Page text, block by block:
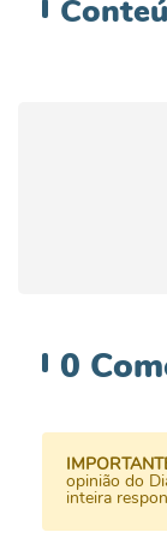
0
opinião do
inteira